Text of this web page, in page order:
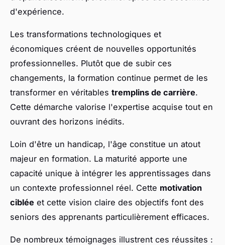
d'expérience.
Les transformations technologiques et
économiques créent de nouvelles opportunités
professionnelles. Plutôt que de subir ces
changements, la formation continue permet de les
transformer en véritables tremplins de carrière.
Cette démarche valorise l'expertise acquise tout en
ouvrant des horizons inédits.
Loin d'être un handicap, l'âge constitue un atout
majeur en formation. La maturité apporte une
capacité unique à intégrer les apprentissages dans
un contexte professionnel réel. Cette motivation
ciblée et cette vision claire des objectifs font des
seniors des apprenants particulièrement efficaces.
De nombreux témoignages illustrent ces réussites :